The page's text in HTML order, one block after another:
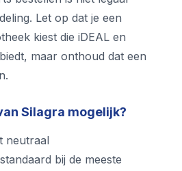
Let op dat je een
kiest die iDEAL en
maar onthoud dat een
Silagra mogelijk?
neutraal
bij de meeste